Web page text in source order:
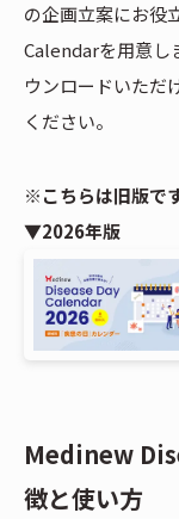
の企画立案にお役
Calendarを用意し
ウンロードいただ
ください。
※こちらは旧版で
▼2026年版
Medinew
徴と使い方